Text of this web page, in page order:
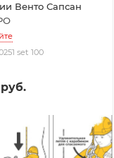
Венто Сапсан
set 100